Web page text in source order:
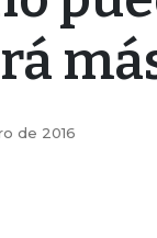
de 2016